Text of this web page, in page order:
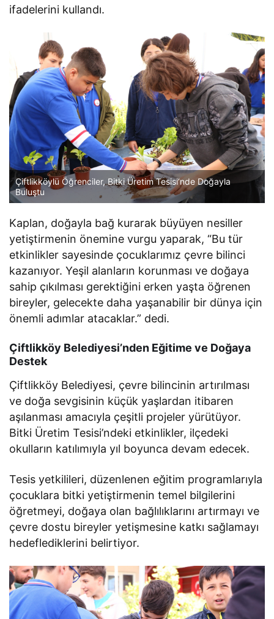
ifadelerini kullandı.
Çiftlikköylü Öğrenciler, Bitki Üretim Tesisi’nde Doğayla
Buluştu
Kaplan, doğayla bağ kurarak büyüyen nesiller
yetiştirmenin önemine vurgu yaparak, “Bu tür
etkinlikler sayesinde çocuklarımız çevre bilinci
kazanıyor. Yeşil alanların korunması ve doğaya
sahip çıkılması gerektiğini erken yaşta öğrenen
bireyler, gelecekte daha yaşanabilir bir dünya için
önemli adımlar atacaklar.” dedi.
Çiftlikköy Belediyesi’nden Eğitime ve Doğaya
Destek
Çiftlikköy Belediyesi, çevre bilincinin artırılması
ve doğa sevgisinin küçük yaşlardan itibaren
aşılanması amacıyla çeşitli projeler yürütüyor.
Bitki Üretim Tesisi’ndeki etkinlikler, ilçedeki
okulların katılımıyla yıl boyunca devam edecek.
Tesis yetkilileri, düzenlenen eğitim programlarıyla
çocuklara bitki yetiştirmenin temel bilgilerini
öğretmeyi, doğaya olan bağlılıklarını artırmayı ve
çevre dostu bireyler yetişmesine katkı sağlamayı
hedeflediklerini belirtiyor.